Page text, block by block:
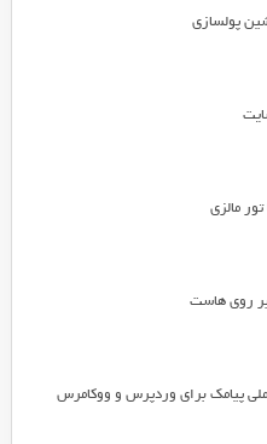
پولسازی
مالزی
روی هاست
پیامک برای وردپرس و ووکامرس